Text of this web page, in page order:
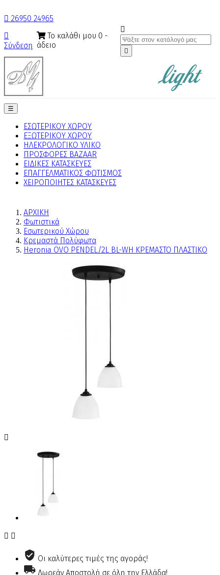
 26950 24965

Σύνδεση
Το καλάθι μου 0 -
άδειο


Toggle
navigation
☰
ΕΣΩΤΕΡΙΚΟΥ ΧΩΡΟΥ
ΕΞΩΤΕΡΙΚΟΥ ΧΩΡΟΥ
ΗΛΕΚΡΟΛΟΓΙΚΟ ΥΛΙΚΟ
ΠΡΟΣΦΟΡΕΣ BAZAAR
ΕΙΔΙΚΕΣ ΚΑΤΑΣΚΕΥΕΣ
ΕΠΑΓΓΕΛΜΑΤΙΚΟΣ ΦΩΤΙΣΜΟΣ
ΧΕΙΡΟΠΟΙΗΤΕΣ ΚΑΤΑΣΚΕΥΕΣ
ΑΡΧΙΚΗ
Φωτιστικά
Εσωτερικού Χώρου
Κρεμαστά Πολύφωτα
Heronia OVO PENDEL/2L BL-WH ΚΡΕΜΑΣΤΟ ΠΛΑΣΤΙΚΟ

 
Οι καλύτερες τιμές της αγοράς!
Δωρεάν Αποστολή σε όλη την Ελλάδα!